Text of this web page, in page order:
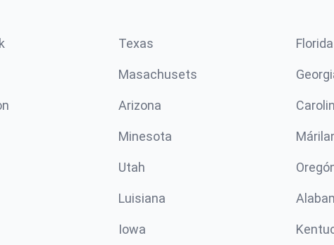
Texas Florida
Masachusets
Arizona
Minesota
Utah
Luisiana
Iowa